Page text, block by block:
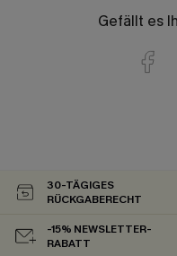
Gefällt es
30-TÄGIGES
RÜCKGABERECHT
-15% NEWSLETTER-
RABATT